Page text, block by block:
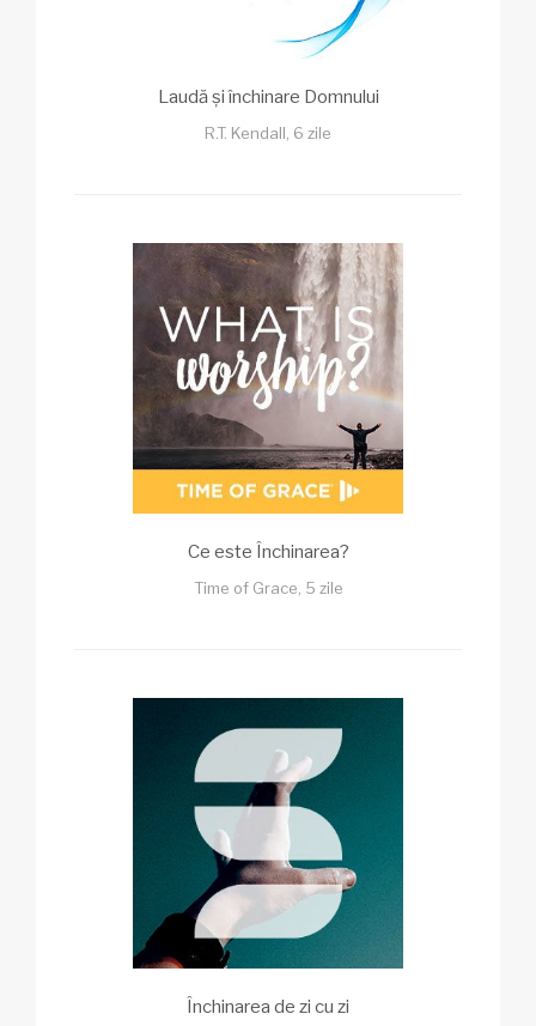
Laudă și închinare Domnului
R.T. Kendall, 6 zile
Ce este Închinarea?
Time of Grace, 5 zile
Închinarea de zi cu zi